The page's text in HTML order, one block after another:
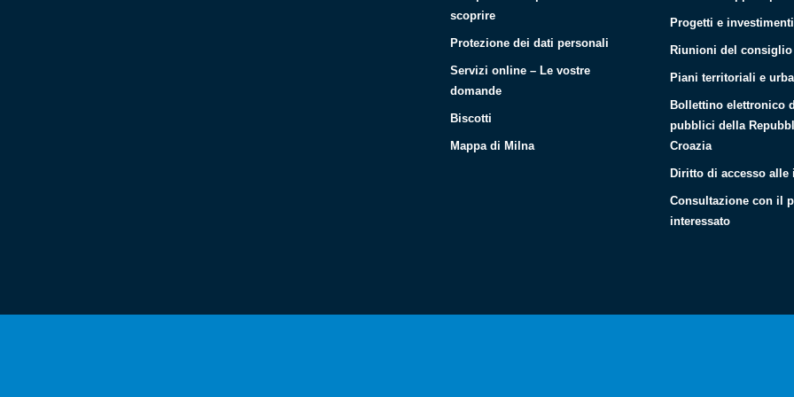
scoprire
Protezione dei dati personali
Servizi online – Le vostre
domande
Biscotti
Mappa di Milna
Progetti e investimenti
Riunioni del
Piani territoriali e
Bollettino elettronico
pubblici della
Croazia
Diritto di accesso alle
Consultazione con il
interessato